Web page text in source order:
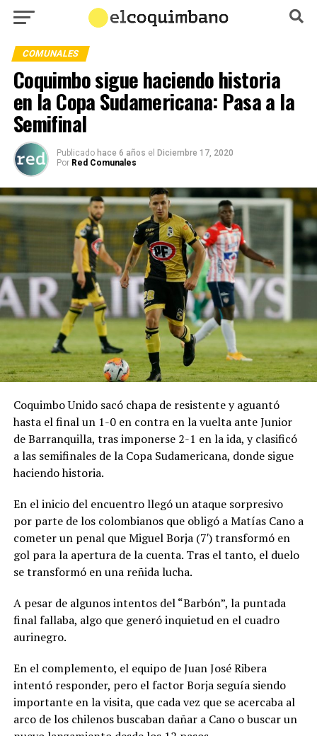
COMUNALES
Coquimbo sigue haciendo historia
en la Copa Sudamericana: Pasa a la
Semifinal
Publicado hace 6 años el Diciembre 17, 2020
Por Red Comunales
Coquimbo Unido sacó chapa de resistente y aguantó
hasta el final un 1-0 en contra en la vuelta ante Junior
de Barranquilla, tras imponerse 2-1 en la ida, y clasificó
a las semifinales de la Copa Sudamericana, donde sigue
haciendo historia.
En el inicio del encuentro llegó un ataque sorpresivo
por parte de los colombianos que obligó a Matías Cano a
cometer un penal que Miguel Borja (7′) transformó en
gol para la apertura de la cuenta. Tras el tanto, el duelo
se transformó en una reñida lucha.
A pesar de algunos intentos del “Barbón”, la puntada
final fallaba, algo que generó inquietud en el cuadro
aurinegro.
En el complemento, el equipo de Juan José Ribera
intentó responder, pero el factor Borja seguía siendo
importante en la visita, que cada vez que se acercaba al
arco de los chilenos buscaban dañar a Cano o buscar un